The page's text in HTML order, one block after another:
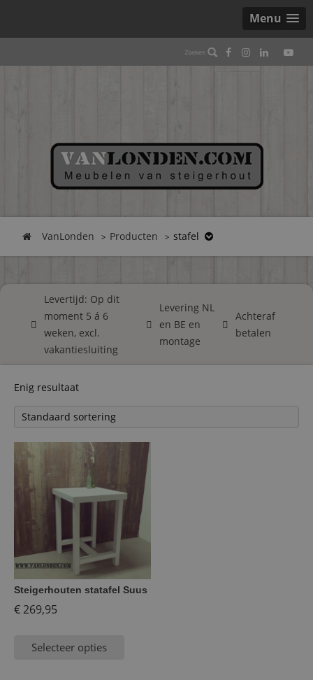
Menu
VanLonden Producten stafel
Levertijd: Op dit
moment 5 á 6
weken, excl.
vakantiesluiting
Levering NL
en BE en
montage
Achteraf
betalen
Enig resultaat
Steigerhouten statafel Suus
€269,95
Selecteer opties